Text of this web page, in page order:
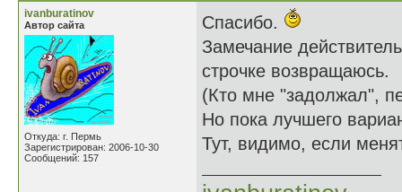
ivanburatinov
Автор сайта
Откуда: г. Пермь
Зарегистрирован: 2006-10-30
Сообщений: 157
Спасибо.
Замечание
строчке возвращаюсь.
(Кто мне "задолжал",
Но пока лучшего
Тут, видимо, если